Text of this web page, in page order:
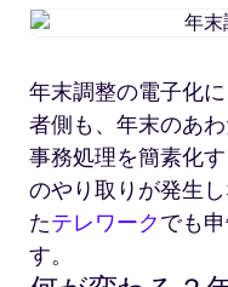
年末調整の電子化
者側も、年末のあ
事務処理を簡素化
のやり取りが発生
たテレワークでも
す。